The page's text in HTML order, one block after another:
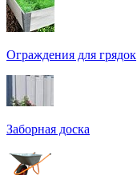
Ограждения для грядок
Заборная доска